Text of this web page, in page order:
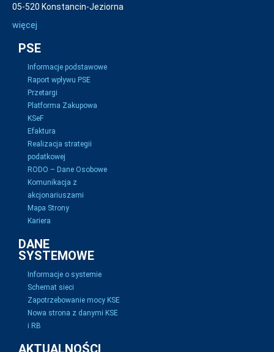
05-520 Konstancin-Jeziorna
więcej
PSE
Informacje podstawowe
Raport wpływu PSE
Przetargi
Platforma Zakupowa
KSeF
Efaktura
Realizacja strategii
podatkowej
RODO – Dane Osobowe
Komunikacja z
akcjonariuszami
Mapa Strony
Kariera
DANE
SYSTEMOWE
Informacje o systemie
Schemat sieci
Zapotrzebowanie mocy KSE
Nowa strona z danymi KSE
i RB
AKTUALNOŚCI